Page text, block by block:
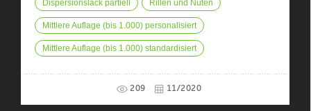
Dispersionslack partiell Rillen und Nuten
Mittlere Auflage (bis 1.000) personalisiert
Mittlere Auflage (bis 1.000) standardisiert
209 11/2020